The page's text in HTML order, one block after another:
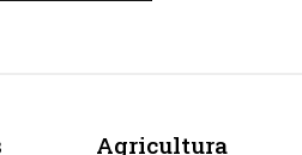
Agricultura